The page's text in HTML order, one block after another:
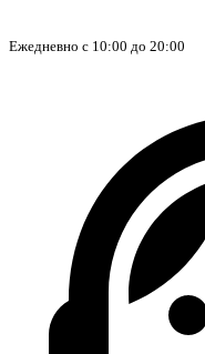
Ежедневно с 10:00 до 20:00